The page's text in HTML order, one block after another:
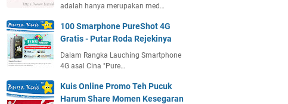
adalah hanya merupakan med…
100 Smarphone PureShot 4G
Gratis - Putar Roda Rejekinya
Dalam Rangka Lauching Smartphone
4G asal Cina "Pure…
Kuis Online Promo Teh Pucuk
Harum Share Momen Kesegaran